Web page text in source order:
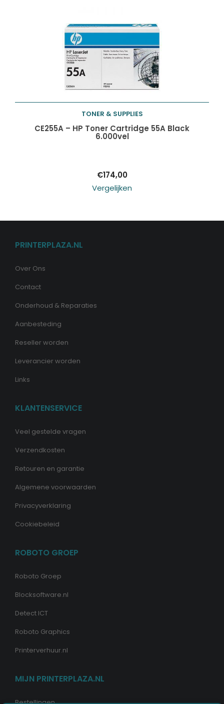
Toevoegen aan
TONER & SUPPLIES
CE255A – HP Toner Cartridge 55A Black
6.000vel
€174,00
Vergelijken
PRINTERPLAZA.NL
Over Ons
Contact
Onderhoud & Reparaties
Aanbesteding
Reseller worden
Leverancier worden
Links
KLANTENSERVICE
Veel gestelde vragen
Verzendkosten
Retouren en garantie
Algemene voorwaarden
Privacyverklaring
Cookiebeleid
ROBOTO GROEP
Roboto Groep
Blocksoftware.nl
Detect ICT
Roboto Graphics
Printerverhuur.nl
MIJN PRINTERPLAZA.NL